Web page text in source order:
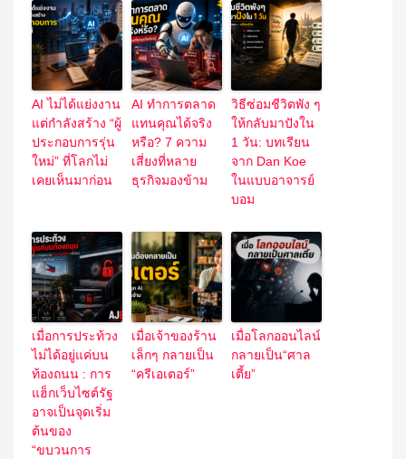
AI ไม่ได้แย่งงาน
แต่กำลังสร้าง “ผู้
ประกอบการรุ่น
ใหม่” ที่โลกไม่
เคยเห็นมาก่อน
AI ทำการตลาด
แทนคุณได้จริง
หรือ? 7 ความ
เสี่ยงที่หลาย
ธุรกิจมองข้าม
วิธีซ่อมชีวิตพัง ๆ
ให้กลับมาปังใน
1 วัน: บทเรียน
จาก Dan Koe
ในแบบอาจารย์
บอม
เมื่อการประท้วง
ไม่ได้อยู่แค่บน
ท้องถนน : การ
แฮ็กเว็บไซต์รัฐ
อาจเป็นจุดเริ่ม
ต้นของ
“ขบวนการ
เมื่อเจ้าของร้าน
เล็กๆ กลายเป็น
“ครีเอเตอร์”
เมื่อโลกออนไลน์
กลายเป็น“ศาล
เตี้ย”